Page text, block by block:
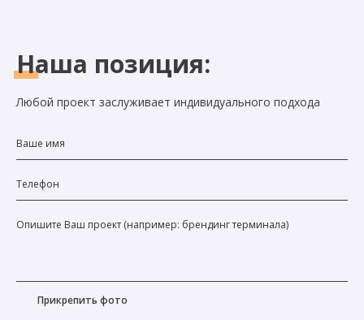
Наша позиция:
Любой проект заслуживает индивидуального подхода
Прикрепить фото